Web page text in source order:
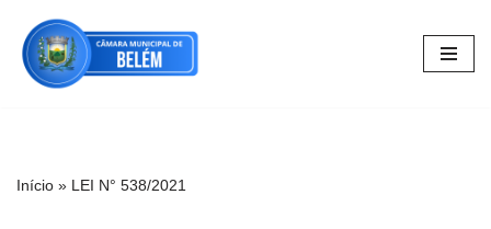
Pular
para
Início » LEI N° 538/2021